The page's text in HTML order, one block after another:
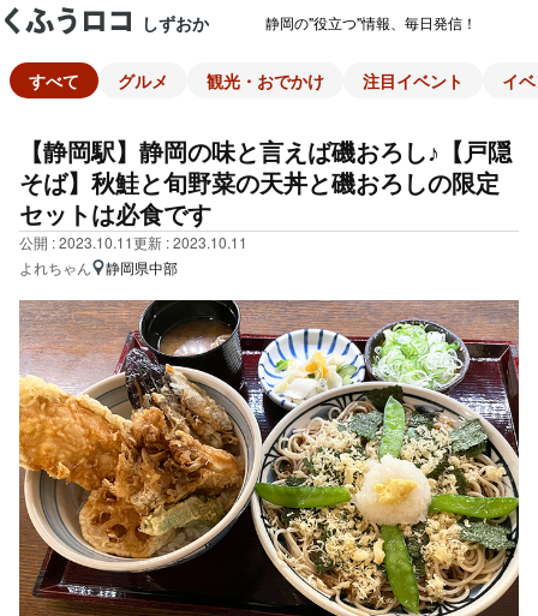
しずおか 静岡の"役立つ"情報、毎日発信！
すべて グルメ 観光・おでかけ 注目イベント イ
【静岡駅】静岡の味と言えば磯おろし♪【戸隠
そば】秋鮭と旬野菜の天丼と磯おろしの限定
セットは必食です
公開 : 2023.10.11更新 : 2023.10.11
よれちゃん
静岡県中部